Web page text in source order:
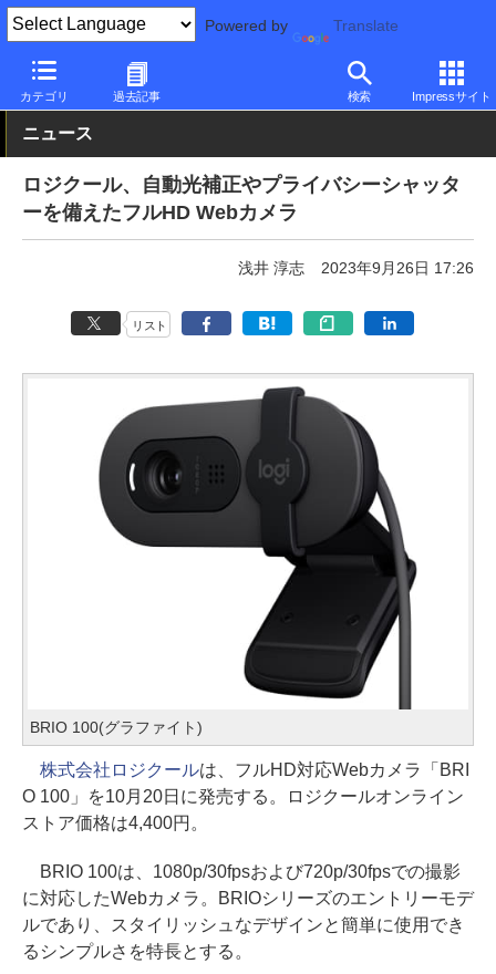
Powered by Translate
カテゴリ 過去記事 検索 Impressサイト
PC Watch 半導体/周辺機器 Webカメラ
ニュース
ロジクール、自動光補正やプライバシーシャッタ
ーを備えたフルHD Webカメラ
浅井 淳志 2023年9月26日 17:26
リスト
BRIO 100(グラファイト)
株式会社ロジクールは、フルHD対応Webカメラ「BRI
O 100」を10月20日に発売する。ロジクールオンライン
ストア価格は4,400円。
BRIO 100は、1080p/30fpsおよび720p/30fpsでの撮影
に対応したWebカメラ。BRIOシリーズのエントリーモデ
ルであり、スタイリッシュなデザインと簡単に使用でき
るシンプルさを特長とする。